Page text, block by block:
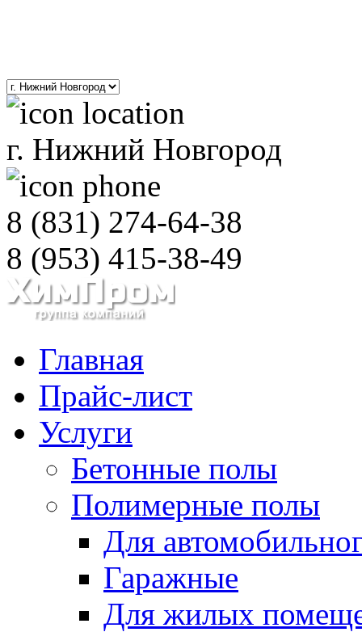
г. Нижний Новгород
8 (831) 274-64-38
8 (953) 415-38-49
Главная
Прайс-лист
Услуги
Бетонные полы
Полимерные полы
Для
Гаражные
Для жилых